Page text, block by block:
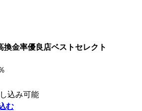
換金率優良店ベストセレクト
込み可能
む